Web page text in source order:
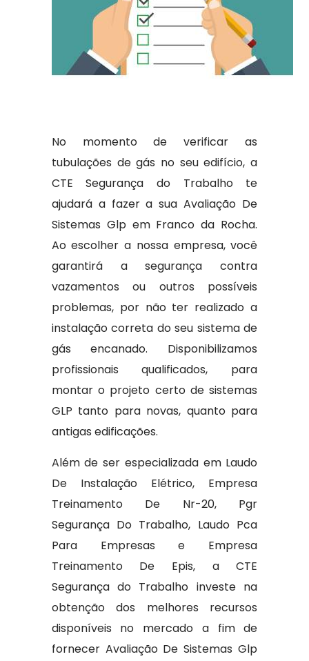
No momento de verificar as
tubulações de gás no seu edifício, a
CTE Segurança do Trabalho te
ajudará a fazer a sua Avaliação De
Sistemas Glp em Franco da Rocha.
Ao escolher a nossa empresa, você
garantirá a segurança contra
vazamentos ou outros possíveis
problemas, por não ter realizado a
instalação correta do seu sistema de
gás encanado. Disponibilizamos
profissionais qualificados, para
montar o projeto certo de sistemas
GLP tanto para novas, quanto para
antigas edificações.
Além de ser especializada em Laudo
De Instalação Elétrico, Empresa
Treinamento De Nr-20, Pgr
Segurança Do Trabalho, Laudo Pca
Para Empresas e Empresa
Treinamento De Epis, a CTE
Segurança do Trabalho investe na
obtenção dos melhores recursos
disponíveis no mercado a fim de
fornecer Avaliação De Sistemas Glp